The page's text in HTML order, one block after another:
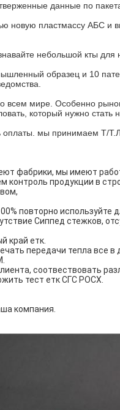
данные по
новую пластмассу АБС и
небольшой кты для
образец и 10
всем мире. Особенно
который нужно стать
мы принимаем Т/
фабрики, мы имеют
контроль продукции в
повторно
Сиппед стежков,
край етк.
передачи тепла все
соотвествовать
тест етк СГС РОСХ.
компания.